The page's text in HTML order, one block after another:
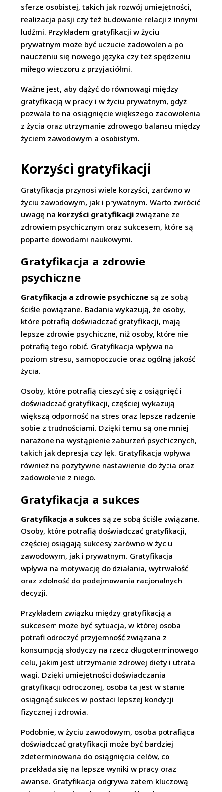
sferze osobistej, takich jak rozwój umiejętności,
realizacja pasji czy też budowanie relacji z innymi
ludźmi. Przykładem gratyfikacji w życiu
prywatnym może być uczucie zadowolenia po
nauczeniu się nowego języka czy też spędzeniu
miłego wieczoru z przyjaciółmi.
Ważne jest, aby dążyć do równowagi między
gratyfikacją w pracy i w życiu prywatnym, gdyż
pozwala to na osiągnięcie większego zadowolenia
z życia oraz utrzymanie zdrowego balansu między
życiem zawodowym a osobistym.
Korzyści gratyfikacji
Gratyfikacja przynosi wiele korzyści, zarówno w
życiu zawodowym, jak i prywatnym. Warto zwrócić
uwagę na korzyści gratyfikacji związane ze
zdrowiem psychicznym oraz sukcesem, które są
poparte dowodami naukowymi.
Gratyfikacja a zdrowie
psychiczne
Gratyfikacja a zdrowie psychiczne są ze sobą
ściśle powiązane. Badania wykazują, że osoby,
które potrafią doświadczać gratyfikacji, mają
lepsze zdrowie psychiczne, niż osoby, które nie
potrafią tego robić. Gratyfikacja wpływa na
poziom stresu, samopoczucie oraz ogólną jakość
życia.
Osoby, które potrafią cieszyć się z osiągnięć i
doświadczać gratyfikacji, częściej wykazują
większą odporność na stres oraz lepsze radzenie
sobie z trudnościami. Dzięki temu są one mniej
narażone na wystąpienie zaburzeń psychicznych,
takich jak depresja czy lęk. Gratyfikacja wpływa
również na pozytywne nastawienie do życia oraz
zadowolenie z niego.
Gratyfikacja a sukces
Gratyfikacja a sukces są ze sobą ściśle związane.
Osoby, które potrafią doświadczać gratyfikacji,
częściej osiągają sukcesy zarówno w życiu
zawodowym, jak i prywatnym. Gratyfikacja
wpływa na motywację do działania, wytrwałość
oraz zdolność do podejmowania racjonalnych
decyzji.
Przykładem związku między gratyfikacją a
sukcesem może być sytuacja, w której osoba
potrafi odroczyć przyjemność związana z
konsumpcją słodyczy na rzecz długoterminowego
celu, jakim jest utrzymanie zdrowej diety i utrata
wagi. Dzięki umiejętności doświadczania
gratyfikacji odroczonej, osoba ta jest w stanie
osiągnąć sukces w postaci lepszej kondycji
fizycznej i zdrowia.
Podobnie, w życiu zawodowym, osoba potrafiąca
doświadczać gratyfikacji może być bardziej
zdeterminowana do osiągnięcia celów, co
przekłada się na lepsze wyniki w pracy oraz
awanse. Gratyfikacja odgrywa zatem kluczową